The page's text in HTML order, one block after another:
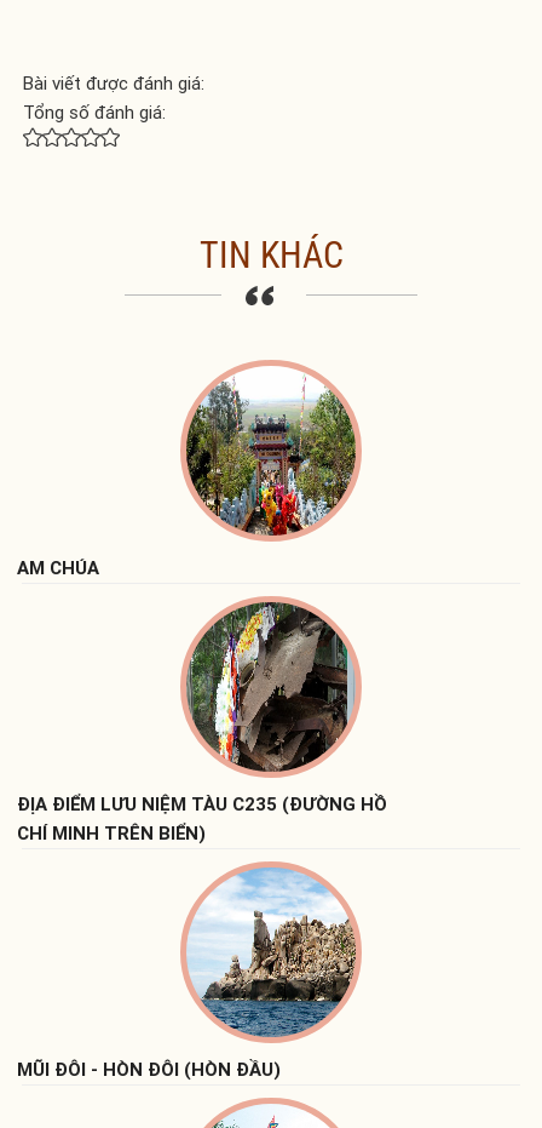
Bài viết được đánh giá:
Tổng số đánh giá:
TIN KHÁC
AM CHÚA
ĐỊA ĐIỂM LƯU NIỆM TÀU C235 (ĐƯỜNG HỒ
CHÍ MINH TRÊN BIỂN)
MŨI ĐÔI - HÒN ĐÔI (HÒN ĐẦU)